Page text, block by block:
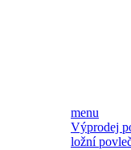
menu
Výprodej
ložní